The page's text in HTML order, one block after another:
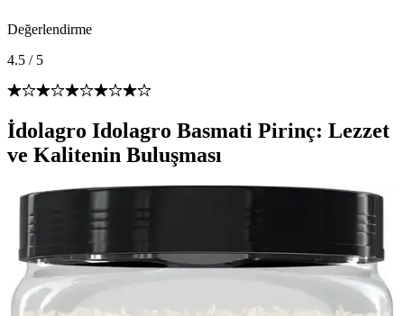
Değerlendirme
4.5 / 5
İdolagro Idolagro Basmati Pirinç: Lezzet
ve Kalitenin Buluşması